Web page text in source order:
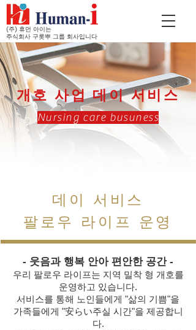
(주) 휴먼 아이는
주식회사 구롯뿌 그룹 회사입니다
개호 사업 데이 서비스
Nursing care busuness
데이 서비스
팔로우 라이프 운영
- 웃음과 행복 안아 편안한 공간 -
우리 팔로우 라이프는 지역 밀착 형 개호를
운영하고 있습니다.
서비스를 통해 노인들에게 "삶의 기쁨"을
가족들에게 "安らい주실 시간"을 제공합니
다.